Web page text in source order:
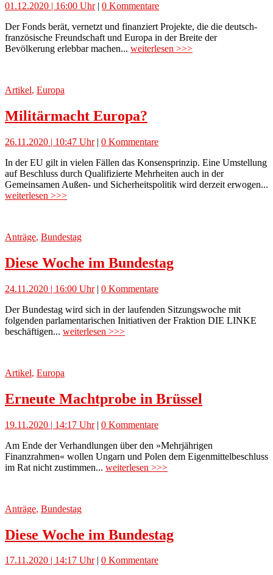
01.12.2020 | 16:00 Uhr| 0 Kommentare
Der Fonds berät, vernetzt und finanziert Projekte, die die deutsch-
französische Freundschaft und Europa in der Breite der
Bevölkerung erlebbar machen... weiterlesen >>>
Artikel, Europa
Militärmacht Europa?
26.11.2020 | 10:47 Uhr| 0 Kommentare
In der EU gilt in vielen Fällen das Konsensprinzip. Eine Umstellung
auf Beschluss durch Qualifizierte Mehrheiten auch in der
Gemeinsamen Außen- und Sicherheitspolitik wird derzeit erwogen...
weiterlesen >>>
Anträge, Bundestag
Diese Woche im Bundestag
24.11.2020 | 16:00 Uhr| 0 Kommentare
Der Bundestag wird sich in der laufenden Sitzungswoche mit
folgenden parlamentarischen Initiativen der Fraktion DIE LINKE
beschäftigen... weiterlesen >>>
Artikel, Europa
Erneute Machtprobe in Brüssel
19.11.2020 | 14:17 Uhr| 0 Kommentare
Am Ende der Verhandlungen über den »Mehrjährigen
Finanzrahmen« wollen Ungarn und Polen dem Eigenmittelbeschluss
im Rat nicht zustimmen... weiterlesen >>>
Anträge, Bundestag
Diese Woche im Bundestag
17.11.2020 | 14:17 Uhr| 0 Kommentare